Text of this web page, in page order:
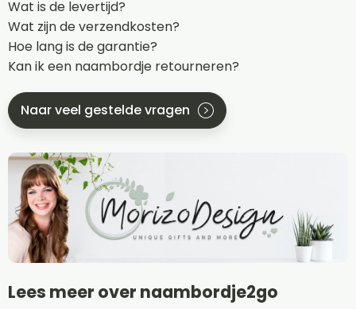
Wat is de levertijd?
Wat zijn de verzendkosten?
Hoe lang is de garantie?
Kan ik een naambordje retourneren?
Naar veel gestelde vragen
Lees meer over naambordje2go